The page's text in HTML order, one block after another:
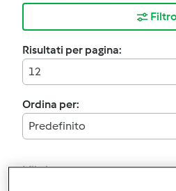
Risultati per pagina:
12
Ordina per:
Predefinito
I filtri: